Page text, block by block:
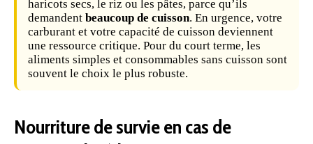
haricots secs, le riz ou les pâtes, parce qu’ils
demandent beaucoup de cuisson. En urgence, votre
carburant et votre capacité de cuisson deviennent
une ressource critique. Pour du court terme, les
aliments simples et consommables sans cuisson sont
souvent le choix le plus robuste.
Nourriture de survie en cas de